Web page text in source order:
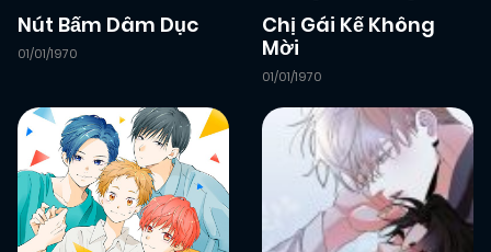
Nút Bấm Dâm Dục
01/01/1970
Chị Gái Kế Không
Mời
01/01/1970